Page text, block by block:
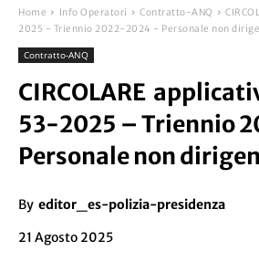
Home Info Operatori Contratto-ANQ
2025 - Triennio 2022-2024 - Personale non
Contratto-ANQ
CIRCOLARE
53-2025 – Triennio
Personale non
By editor_es-polizia-presidenza
21 Agosto 2025